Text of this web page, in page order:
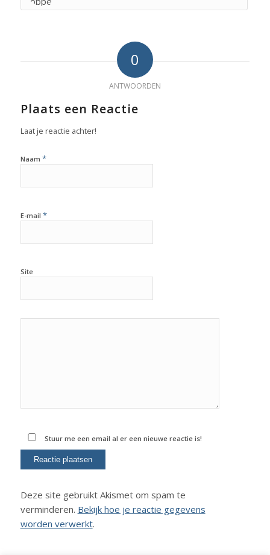
0
ANTWOORDEN
Plaats een Reactie
Laat je reactie achter!
Naam *
E-mail *
Site
Stuur me een email al er een nieuwe reactie is!
Deze site gebruikt Akismet om spam te
verminderen. Bekijk hoe je reactie gegevens
worden verwerkt.